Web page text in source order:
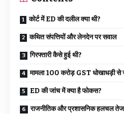
कोर्ट में ED की दलील क्या थी?
कथित संपत्तियों और लेनदेन पर सवाल
गिरफ्तारी कैसे हुई थी?
मामला ₹100 करोड़ GST धोखाधड़ी से
ED की जांच में क्या है फोकस?
राजनीतिक और प्रशासनिक हलचल तेज